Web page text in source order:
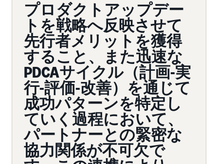
プロダクトアップデー
トを戦略へ反映させて
先行者メリットを獲得
すること、また迅速な
PDCAサイクル（計画-実
行-評価-改善）を通じて
成功パターンを特定し
ていく過程において、
パートナーとの緊密な
協力関係が不可欠で